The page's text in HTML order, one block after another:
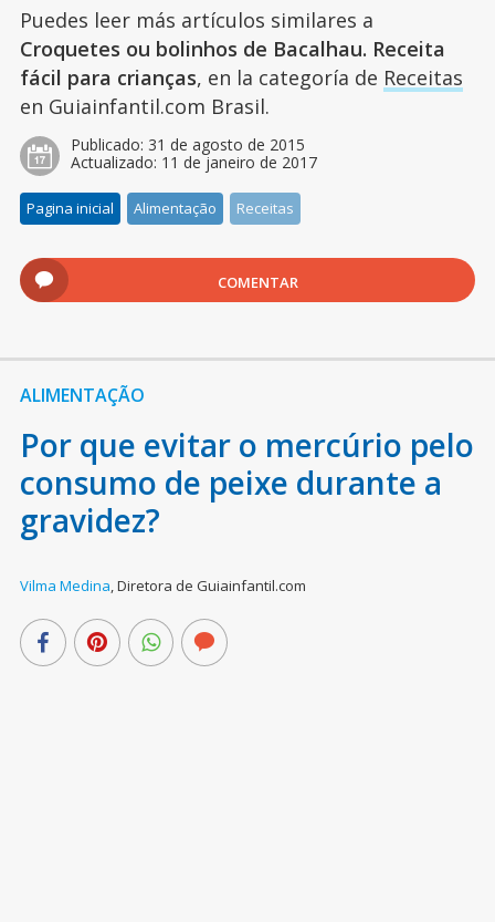
Puedes leer más artículos similares a
Croquetes ou bolinhos de Bacalhau. Receita
fácil para crianças, en la categoría de Receitas
en Guiainfantil.com Brasil.
Publicado: 31 de agosto de 2015
Actualizado: 11 de janeiro de 2017
Pagina inicial Alimentação Receitas
COMENTAR
ALIMENTAÇÃO
Por que evitar o mercúrio pelo
consumo de peixe durante a
gravidez?
Vilma Medina,Diretora de Guiainfantil.com